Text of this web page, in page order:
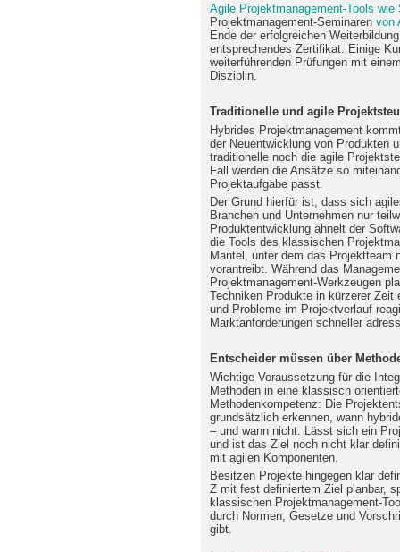
Agile Projektmanagement-Tools wie
Projektmanagement-Seminaren von
Ende der erfolgreichen
entsprechendes Zertifikat. Einige
weiterführenden Prüfungen mit
Disziplin.
Traditionelle und agile
Hybrides Projektmanagement
der Neuentwicklung von Produkten
traditionelle noch die agile
Fall werden die Ansätze so
Projektaufgabe passt.
Der Grund hierfür ist, dass sich
Branchen und Unternehmen nur
Produktentwicklung ähnelt der
die Tools des klassischen
Mantel, unter dem das Projektteam
vorantreibt. Während das
Projektmanagement-Werkzeugen
Techniken Produkte in kürzerer
und Probleme im Projektverlauf
Marktanforderungen schneller
Entscheider müssen über
Wichtige Voraussetzung für die
Methoden in eine klassisch
Methodenkompetenz: Die
grundsätzlich erkennen, wann
– und wann nicht. Lässt sich ein
und ist das Ziel noch nicht klar
mit agilen Komponenten.
Besitzen Projekte hingegen klar
Z mit fest definiertem Ziel planbar,
klassischen Projektmanagement-
durch Normen, Gesetze und
gibt.